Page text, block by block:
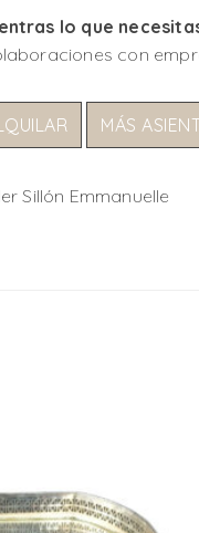
lo que
con
MÁS
Sillón Emmanuelle